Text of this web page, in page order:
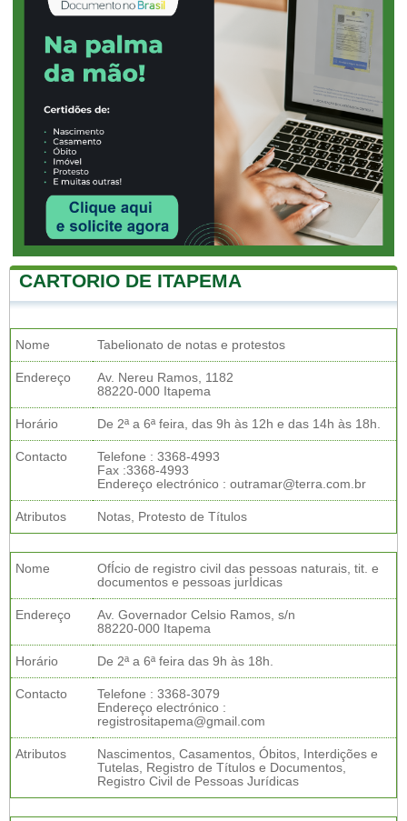
CARTORIO DE ITAPEMA
Nome Tabelionato de notas e protestos
Endereço
Av. Nereu Ramos, 1182
88220-000 Itapema
Horário De 2ª a 6ª feira, das 9h às 12h e das 14h às 18h.
Contacto
Telefone : 3368-4993
Fax :3368-4993
Endereço electrónico : outramar@terra.com.br
Atributos Notas, Protesto de Títulos
Nome
OfÍcio de registro civil das pessoas naturais, tit. e
documentos e pessoas jurÍdicas
Endereço
Av. Governador Celsio Ramos, s/n
88220-000 Itapema
Horário De 2ª a 6ª feira das 9h às 18h.
Contacto
Telefone : 3368-3079
Endereço electrónico :
registrositapema@gmail.com
Atributos
Nascimentos, Casamentos, Óbitos, Interdições e
Tutelas, Registro de Títulos e Documentos,
Registro Civil de Pessoas Jurídicas